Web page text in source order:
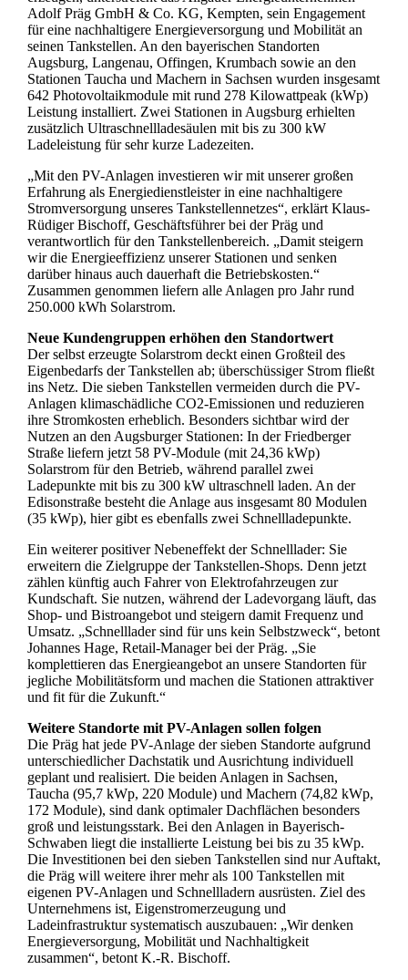
Adolf Präg GmbH & Co. KG, Kempten, sein Engagement
für eine nachhaltigere Energieversorgung und Mobilität an
seinen Tankstellen. An den bayerischen Standorten
Augsburg, Langenau, Offingen, Krumbach sowie an den
Stationen Taucha und Machern in Sachsen wurden insgesamt
642 Photovoltaikmodule mit rund 278 Kilowattpeak (kWp)
Leistung installiert. Zwei Stationen in Augsburg erhielten
zusätzlich Ultraschnellladesäulen mit bis zu 300 kW
Ladeleistung für sehr kurze Ladezeiten.
„Mit den PV-Anlagen investieren wir mit unserer großen
Erfahrung als Energiedienstleister in eine nachhaltigere
Stromversorgung unseres Tankstellennetzes“, erklärt Klaus-
Rüdiger Bischoff, Geschäftsführer bei der Präg und
verantwortlich für den Tankstellenbereich. „Damit steigern
wir die Energieeffizienz unserer Stationen und senken
darüber hinaus auch dauerhaft die Betriebskosten.“
Zusammen genommen liefern alle Anlagen pro Jahr rund
250.000 kWh Solarstrom.
Neue Kundengruppen erhöhen den Standortwert
Der selbst erzeugte Solarstrom deckt einen Großteil des
Eigenbedarfs der Tankstellen ab; überschüssiger Strom fließt
ins Netz. Die sieben Tankstellen vermeiden durch die PV-
Anlagen klimaschädliche CO2-Emissionen und reduzieren
ihre Stromkosten erheblich. Besonders sichtbar wird der
Nutzen an den Augsburger Stationen: In der Friedberger
Straße liefern jetzt 58 PV-Module (mit 24,36 kWp)
Solarstrom für den Betrieb, während parallel zwei
Ladepunkte mit bis zu 300 kW ultraschnell laden. An der
Edisonstraße besteht die Anlage aus insgesamt 80 Modulen
(35 kWp), hier gibt es ebenfalls zwei Schnellladepunkte.
Ein weiterer positiver Nebeneffekt der Schnelllader: Sie
erweitern die Zielgruppe der Tankstellen-Shops. Denn jetzt
zählen künftig auch Fahrer von Elektrofahrzeugen zur
Kundschaft. Sie nutzen, während der Ladevorgang läuft, das
Shop- und Bistroangebot und steigern damit Frequenz und
Umsatz. „Schnelllader sind für uns kein Selbstzweck“, betont
Johannes Hage, Retail-Manager bei der Präg. „Sie
komplettieren das Energieangebot an unsere Standorten für
jegliche Mobilitätsform und machen die Stationen attraktiver
und fit für die Zukunft.“
Weitere Standorte mit PV-Anlagen sollen folgen
Die Präg hat jede PV-Anlage der sieben Standorte aufgrund
unterschiedlicher Dachstatik und Ausrichtung individuell
geplant und realisiert. Die beiden Anlagen in Sachsen,
Taucha (95,7 kWp, 220 Module) und Machern (74,82 kWp,
172 Module), sind dank optimaler Dachflächen besonders
groß und leistungsstark. Bei den Anlagen in Bayerisch-
Schwaben liegt die installierte Leistung bei bis zu 35 kWp.
Die Investitionen bei den sieben Tankstellen sind nur Auftakt,
die Präg will weitere ihrer mehr als 100 Tankstellen mit
eigenen PV-Anlagen und Schnellladern ausrüsten. Ziel des
Unternehmens ist, Eigenstromerzeugung und
Ladeinfrastruktur systematisch auszubauen: „Wir denken
Energieversorgung, Mobilität und Nachhaltigkeit
zusammen“, betont K.-R. Bischoff.